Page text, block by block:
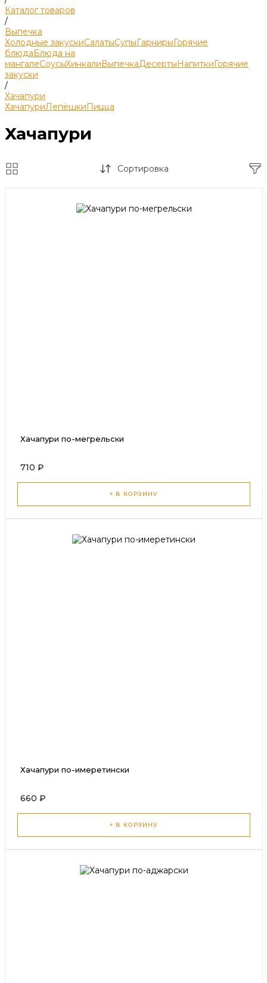
Каталог товаров
/
Выпечка
Холодные закускиСалатыСупыГарнирыГорячие
блюдаБлюда на
мангалеСоусыХинкалиВыпечкаДесертыНапиткиГорячие
закуски
/
Хачапури
ХачапуриЛепёшкиПицца
Хачапури
Сортировка
Хачапури по-мегрельски
710 ₽
+ В КОРЗИНУ
Хачапури по-имеретински
660 ₽
+ В КОРЗИНУ